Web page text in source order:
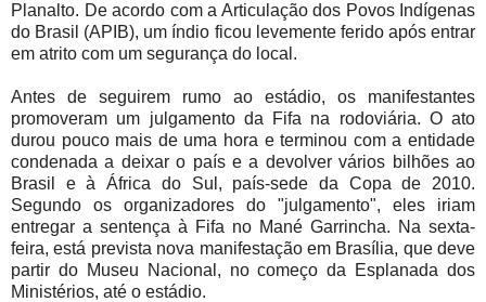
Planalto. De acordo com a Articulação dos Povos Indígenas
do Brasil (APIB), um índio ficou levemente ferido após entrar
em atrito com um segurança do local.
Antes de seguirem rumo ao estádio, os manifestantes
promoveram um julgamento da Fifa na rodoviária. O ato
durou pouco mais de uma hora e terminou com a entidade
condenada a deixar o país e a devolver vários bilhões ao
Brasil e à África do Sul, país-sede da Copa de 2010.
Segundo os organizadores do "julgamento", eles iriam
entregar a sentença à Fifa no Mané Garrincha. Na sexta-
feira, está prevista nova manifestação em Brasília, que deve
partir do Museu Nacional, no começo da Esplanada dos
Ministérios, até o estádio.